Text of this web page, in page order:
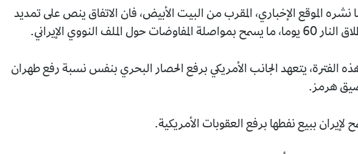
نشره الموقع الإخباري، المقرب من البيت الأبيض، فان الاتفاق ينص على تمديد
المفاوضات حول الملف النووي الإيراني.
الفترة، يتعهد الجانب الأمريكي برفع الحصار البحري بنفس نسبة رفع طهران
هرمز.
لإيران ببيع نفطها برفع العقوبات الأمريكية.